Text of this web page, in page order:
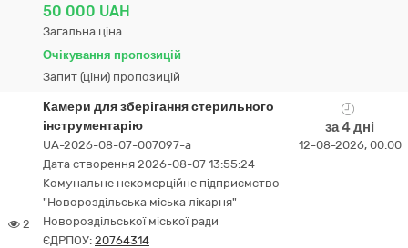
50 000 UAH
Загальна ціна
Очікування пропозицій
Запит (ціни) пропозицій
2
Камери для зберігання стерильного
інструментарію
UA-2026-08-07-007097-a
Дата створення 2026-08-07 13:55:24
Комунальне некомерційне підприємство
"Новороздільська міська лікарня"
Новороздільської міської ради
ЄДРПОУ: 20764314
за 4 дні
12-08-2026, 00:00